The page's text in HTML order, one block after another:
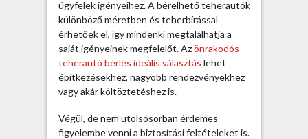
ügyfelek igényeihez. A bérelhető teherautók
különböző méretben és teherbírással
érhetőek el, így mindenki megtalálhatja a
saját igényeinek megfelelőt. Azönrakodós
teherautó bérlés ideális választás lehet
építkezésekhez, nagyobb rendezvényekhez
vagy akár költöztetéshez is.
Végül, de nem utolsósorban érdemes
figyelembe venni a biztosítási feltételeket is.